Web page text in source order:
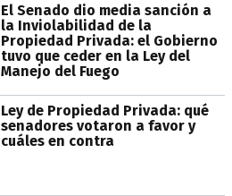
El Senado dio media sanción a
la Inviolabilidad de la
Propiedad Privada: el Gobierno
tuvo que ceder en la Ley del
Manejo del Fuego
Ley de Propiedad Privada: qué
senadores votaron a favor y
cuáles en contra